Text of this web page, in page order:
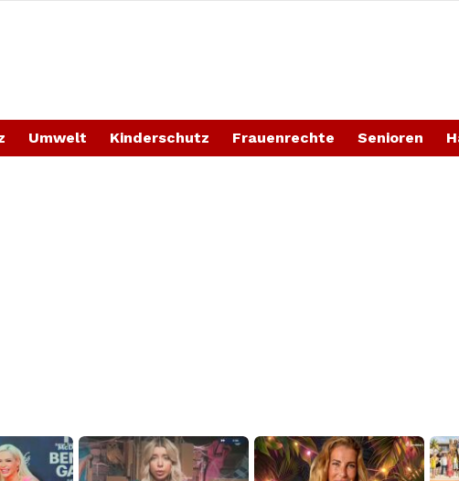
Umwelt Kinderschutz Frauenrechte Senioren